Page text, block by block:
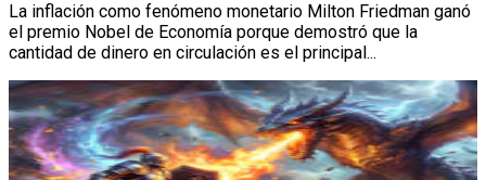
La inflación como fenómeno monetario Milton Friedman ganó
el premio Nobel de Economía porque demostró que la
cantidad de dinero en circulación es el principal...